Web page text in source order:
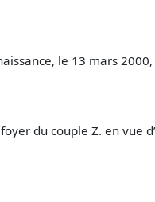
le 13 mars
du couple Z. en vue